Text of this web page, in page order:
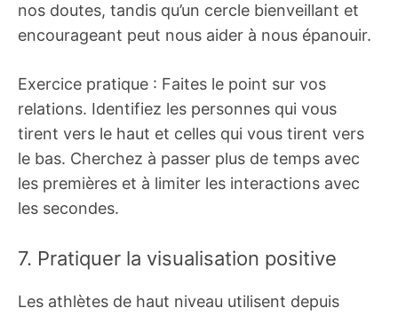
nos doutes, tandis qu’un cercle bienveillant et
encourageant peut nous aider à nous épanouir.
Exercice pratique : Faites le point sur vos
relations. Identifiez les personnes qui vous
tirent vers le haut et celles qui vous tirent vers
le bas. Cherchez à passer plus de temps avec
les premières et à limiter les interactions avec
les secondes.
7. Pratiquer la visualisation positive
Les athlètes de haut niveau utilisent depuis